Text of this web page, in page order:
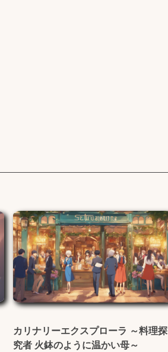
カリナリーエクスプローラ ～料理探
究者 火鉢のように温かい母～